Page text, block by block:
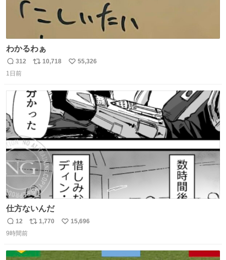
わかるわぁ
返
信
312
リ
ト
数
10,718
い
数
55,326
1日前
仕方ないんだ
返
信
12
リ
ト
1,770
い
15,696
9時間前